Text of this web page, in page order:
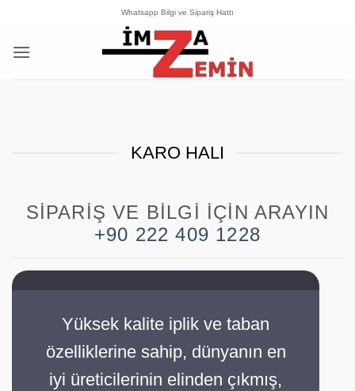
Whatsapp Bilgi ve Sipariş Hattı
KARO HALI
SIPARIŞ VE BILGI İÇIN ARAYIN
+90 222 409 1228
Yüksek kalite iplik ve taban
özelliklerine sahip, dünyanın en
iyi üreticilerinin elinden çıkmış,